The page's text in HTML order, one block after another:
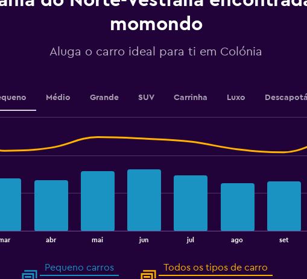
Range:
0
to
momondo
Aluga o carro ideal para ti em Colónia
Médio Grande SUV Carrinha Luxo
abr mai jun jul ago set
Pequeno carros
Todos os tipos de carro